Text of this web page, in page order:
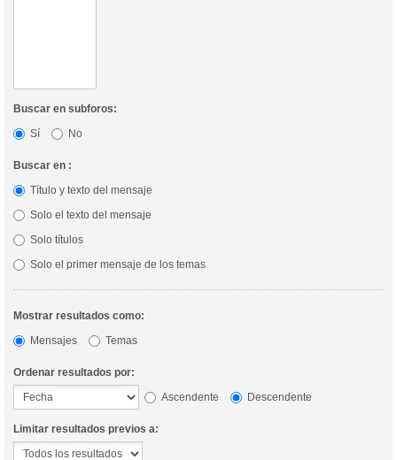
Buscar en subforos:
Sí
No
Buscar en :
Título y texto del mensaje
Solo el texto del mensaje
Solo títulos
Solo el primer mensaje de los temas
Mostrar resultados como:
Mensajes
Temas
Ordenar resultados por:
Ascendente
Descendente
Limitar resultados previos a: